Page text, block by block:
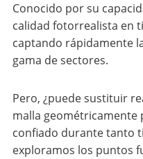
Conocido por su
calidad fotorrealista en
captando rápidamente
gama de sectores.
Pero, ¿puede sustituir
malla geométricamente
confiado durante tanto
exploramos los puntos